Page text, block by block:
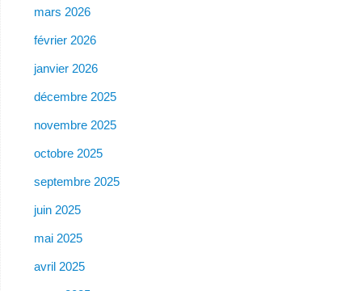
mars 2026
février 2026
janvier 2026
décembre 2025
novembre 2025
octobre 2025
septembre 2025
juin 2025
mai 2025
avril 2025